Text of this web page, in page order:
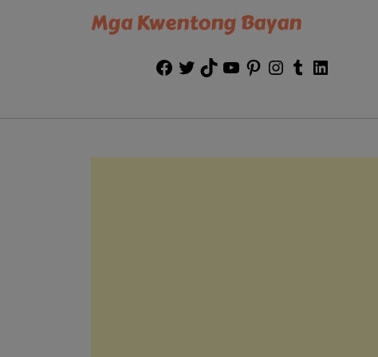
Mga Kwentong Bayan
Facebook
TwitterTikTokYouTubePinterest
Instagram
Tumblr